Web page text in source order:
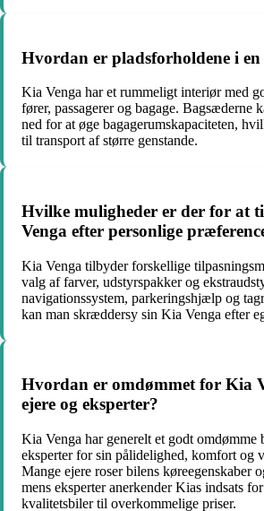
Hvordan er pladsforholdene i
Kia Venga har et rummeligt interiør med
fører, passagerer og bagage. Bagsæderne
ned for at øge bagagerumskapaciteten,
til transport af større genstande.
Hvilke muligheder er der for at
Venga efter personlige
Kia Venga tilbyder forskellige
valg af farver, udstyrspakker og
navigationssystem, parkeringshjælp og
kan man skræddersy sin Kia Venga efter
Hvordan er omdømmet for Kia
ejere og eksperter?
Kia Venga har generelt et godt omdømme
eksperter for sin pålidelighed, komfort og
Mange ejere roser bilens køreegenskaber
mens eksperter anerkender Kias indsats
kvalitetsbiler til overkommelige priser.